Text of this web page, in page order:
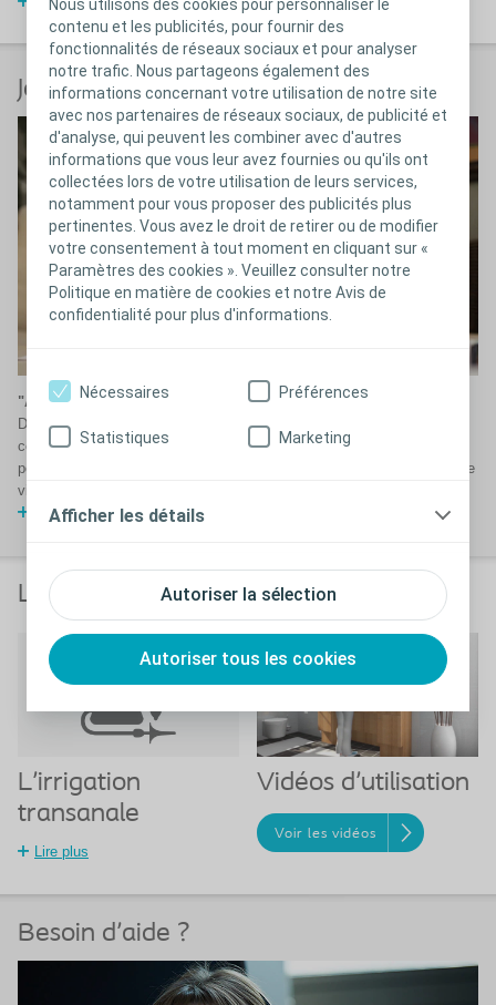
Nous utilisons des cookies pour personnaliser le
contenu et les publicités, pour fournir des
fonctionnalités de réseaux sociaux et pour analyser
notre trafic. Nous partageons également des
informations concernant votre utilisation de notre site
avec nos partenaires de réseaux sociaux, de publicité et
d'analyse, qui peuvent les combiner avec d'autres
informations que vous leur avez fournies ou qu'ils ont
collectées lors de votre utilisation de leurs services,
notamment pour vous proposer des publicités plus
pertinentes. Vous avez le droit de retirer ou de modifier
votre consentement à tout moment en cliquant sur «
Paramètres des cookies ». Veuillez consulter notre
Politique en matière de cookies et notre Avis de
confidentialité pour plus d'informations.
Autoriser la sélection
Autoriser tous les cookies
Nécessaires Préférences
Statistiques Marketing
Afficher les détails
Jeu pédagogique Peristeen
"Apprendre à faire caca avec Peristeen® "
Dès lors que l’enfant montre de l’intérêt pour son transit, vous devez
commencer à l’impliquer dans ce processus. Grâce à ce jeu, qui
permet d’apprendre aux enfants les principales étapes du processus de
vidange, celle-ci devient un jeu d’enfants.
Accéder au jeu pédagogique
L'irrigation transanale chez l'enfant
L'irrigation
transanale
Lire plus
Vidéos d'utilisation
Voir les vidéos
Besoin d'aide ?